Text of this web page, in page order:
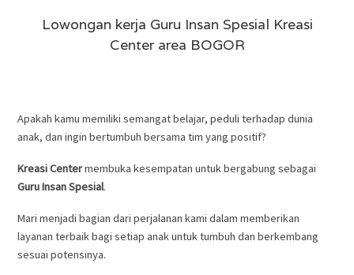
Lowongan kerja Guru Insan Spesial Kreasi
Center area BOGOR
Apakah kamu memiliki semangat belajar, peduli terhadap dunia
anak, dan ingin bertumbuh bersama tim yang positif?
Kreasi Centermembuka kesempatan untuk bergabung sebagai
Guru Insan Spesial.
Mari menjadi bagian dari perjalanan kami dalam memberikan
layanan terbaik bagi setiap anak untuk tumbuh dan berkembang
sesuai potensinya.